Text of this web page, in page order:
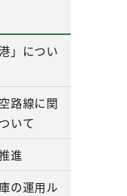
」につい
路線に関
いて
進
の運用ル